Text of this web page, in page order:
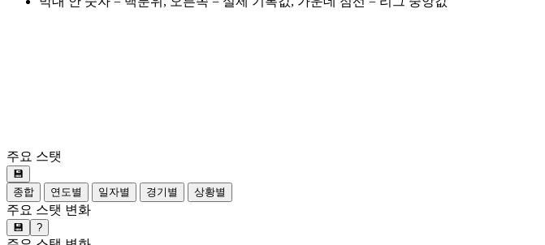
주요 스탯
💾
종합
연도별 일자별 경기별 상황별
주요 스탯 변화
💾 ?